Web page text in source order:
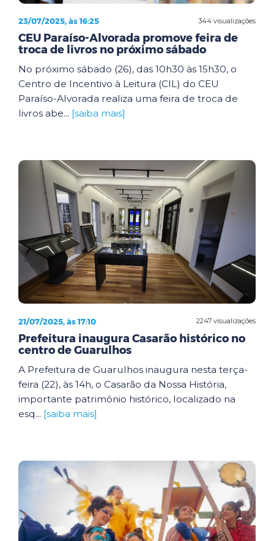
344 visualizações
23/07/2025, às 16:25
CEU Paraíso-Alvorada promove feira de
troca de livros no próximo sábado
No próximo sábado (26), das 10h30 às 15h30, o
Centro de Incentivo à Leitura (CIL) do CEU
Paraíso-Alvorada realiza uma feira de troca de
livros abe... [saiba mais]
2247 visualizações
21/07/2025, às 17:10
Prefeitura inaugura Casarão histórico no
centro de Guarulhos
A Prefeitura de Guarulhos inaugura nesta terça-
feira (22), às 14h, o Casarão da Nossa História,
importante patrimônio histórico, localizado na
esq... [saiba mais]